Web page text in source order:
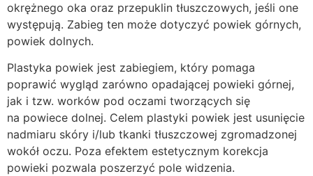
okrężnego oka oraz przepuklin tłuszczowych, jeśli one
występują. Zabieg ten może dotyczyć powiek górnych,
powiek dolnych.
Plastyka powiek jest zabiegiem, który pomaga
poprawić wygląd zarówno opadającej powieki górnej,
jak i tzw. worków pod oczami tworzących się
na powiece dolnej. Celem plastyki powiek jest usunięcie
nadmiaru skóry i/lub tkanki tłuszczowej zgromadzonej
wokół oczu. Poza efektem estetycznym korekcja
powieki pozwala poszerzyć pole widzenia.